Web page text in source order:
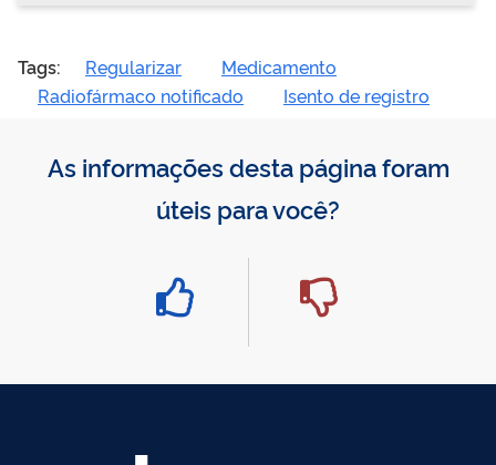
Tags: Regularizar
Medicamento
Radiofármaco notificado
Isento de registro
As informações desta página foram
úteis para você?